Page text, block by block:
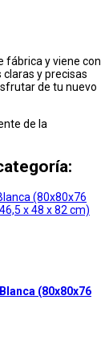
fábrica y viene con
y precisas
de tu nuevo
de la
(80x80x76